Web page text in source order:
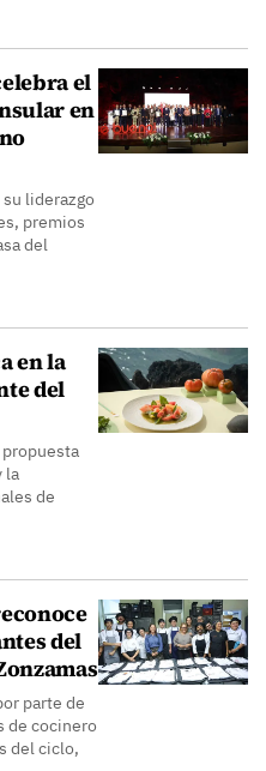
el
en
liderazgo
premios
del
en la
del
la
de
del
parte de
de cocinero
del ciclo,